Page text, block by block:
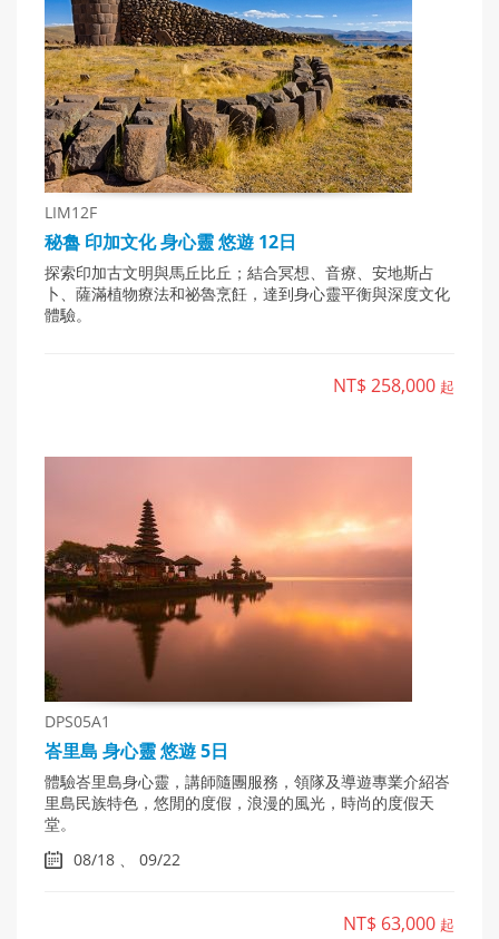
LIM12F
秘魯 印加文化 身心靈 悠遊 12日
探索印加古文明與馬丘比丘；結合冥想、音療、安地斯占
卜、薩滿植物療法和祕魯烹飪，達到身心靈平衡與深度文化
體驗。
NT$ 258,000 起
DPS05A1
峇里島 身心靈 悠遊 5日
體驗峇里島身心靈，講師隨團服務，領隊及導遊專業介紹峇
里島民族特色，悠閒的度假，浪漫的風光，時尚的度假天
堂。
08/18 、 09/22
NT$ 63,000 起